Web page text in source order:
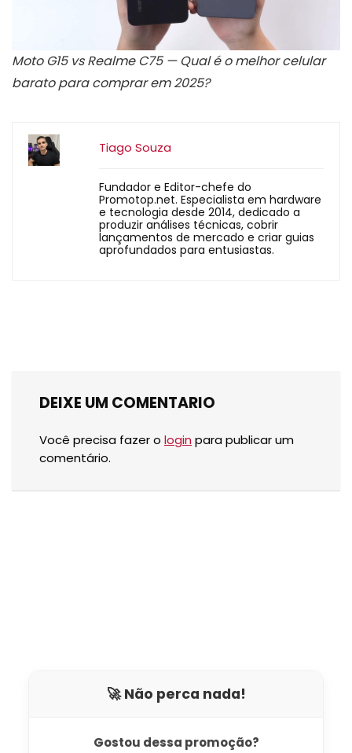
Moto G15 vs Realme C75 — Qual é o melhor celular
barato para comprar em 2025?
Tiago Souza
Fundador e Editor-chefe do
Promotop.net. Especialista em hardware
e tecnologia desde 2014, dedicado a
produzir análises técnicas, cobrir
lançamentos de mercado e criar guias
aprofundados para entusiastas.
DEIXE UM COMENTARIO
Você precisa fazer o login para publicar um
comentário.
🚀 Não perca nada!
Gostou dessa promoção?